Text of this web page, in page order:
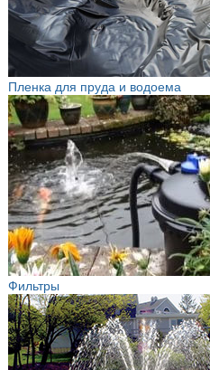
Пленка для пруда и водоема
Фильтры